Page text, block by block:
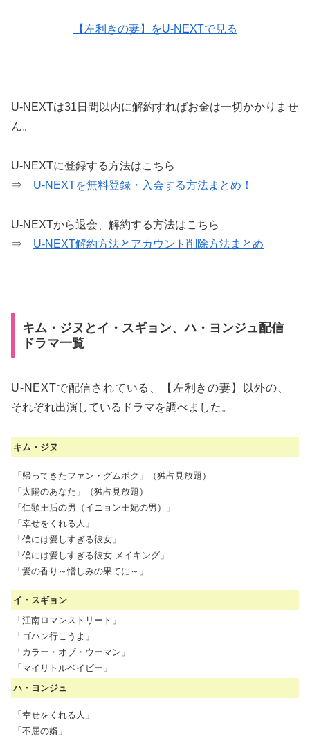
【左利きの妻】をU-NEXTで見る
U-NEXTは31日間以内に解約すればお金は一切かかりませ
ん。
U-NEXTに登録する方法はこちら
⇒ U-NEXTを無料登録・入会する方法まとめ！
U-NEXTから退会、解約する方法はこちら
⇒ U-NEXT解約方法とアカウント削除方法まとめ
キム・ジヌとイ・スギョン、ハ・ヨンジュ配信
ドラマ一覧
U-NEXTで配信されている、【左利きの妻】以外の、
それぞれ出演しているドラマを調べました。
キム・ジヌ
「帰ってきたファン・グムボク」（独占見放題）
「太陽のあなた」（独占見放題）
「仁顕王后の男（イニョン王妃の男）」
「幸せをくれる人」
「僕には愛しすぎる彼女」
「僕には愛しすぎる彼女 メイキング」
「愛の香り～憎しみの果てに～」
イ・スギョン
「江南ロマンストリート」
「ゴハン行こうよ」
「カラー・オブ・ウーマン」
「マイリトルベイビー」
ハ・ヨンジュ
「幸せをくれる人」
「不屈の婿」